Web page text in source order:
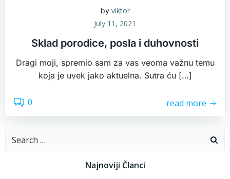
by viktor
July 11, 2021
Sklad porodice, posla i duhovnosti
Dragi moji, spremio sam za vas veoma važnu temu
koja je uvek jako aktuelna. Sutra ću […]
0 read more
Search
Najnoviji Članci